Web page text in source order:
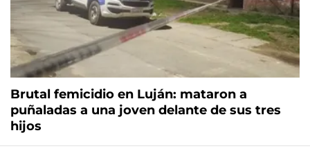
Brutal femicidio en Luján: mataron a
puñaladas a una joven delante de sus tres
hijos